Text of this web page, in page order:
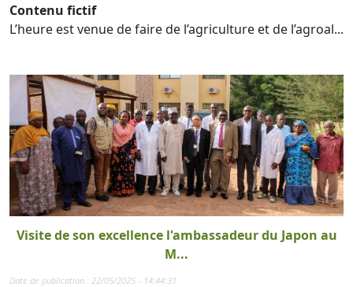
Contenu fictif
L’heure est venue de faire de l’agriculture et de l’agroal...
Visite de son excellence l'ambassadeur du Japon au
M...
Date de publication : 22/05/2025 - 14:44:31